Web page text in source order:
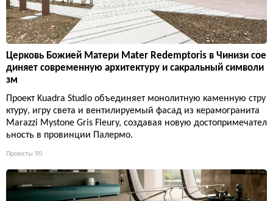
Церковь Божией Матери Mater Redemptoris в Чинизи сое
диняет современную архитектуру и сакральный символи
зм
Проект Kuadra Studio объединяет монолитную каменную стру
ктуру, игру света и вентилируемый фасад из керамогранита
Marazzi Mystone Gris Fleury, создавая новую достопримечател
ьность в провинции Палермо.
Проекты 90